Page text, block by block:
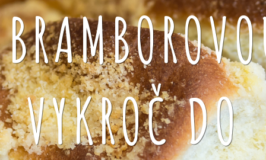
VYKROČ DO